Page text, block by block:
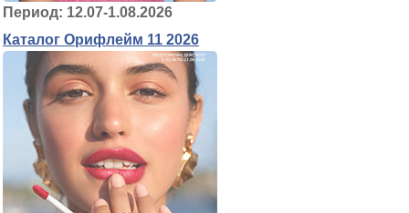
Период: 12.07-1.08.2026
Каталог Орифлейм 11 2026